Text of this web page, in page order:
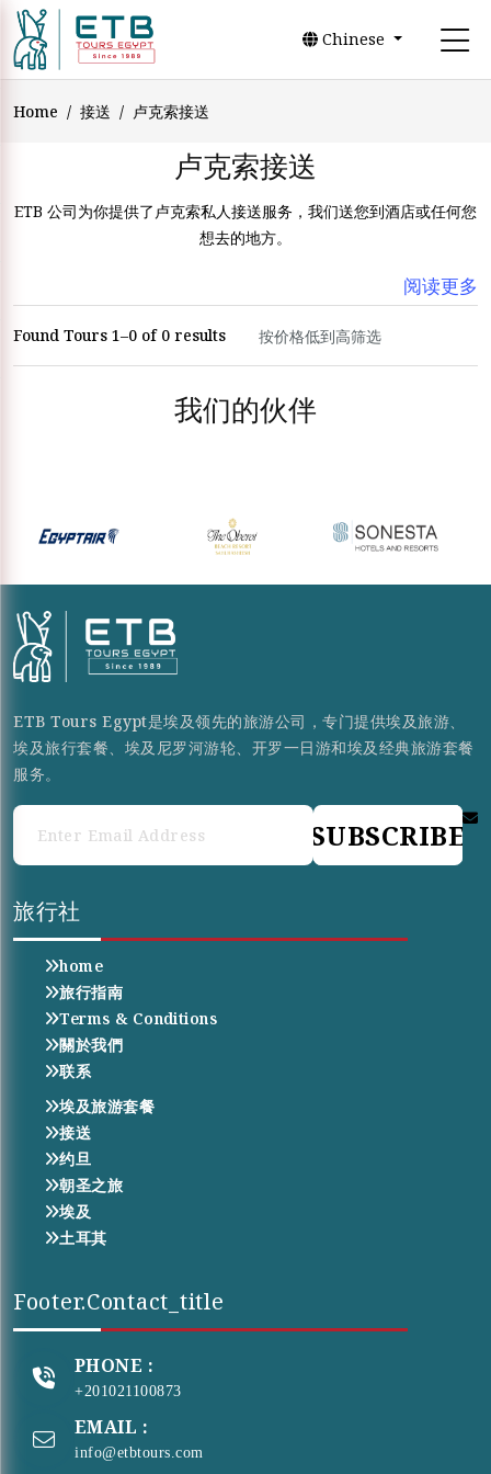
Chinese
Home 接送 卢克索接送
卢克索接送
ETB 公司为你提供了卢克索私人接送服务，我们送您到酒店或任何您
想去的地方。
阅读更多
Found Tours 1–0 of 0 results
我们的伙伴
ETB Tours Egypt是埃及领先的旅游公司，专门提供埃及旅游、
埃及旅行套餐、埃及尼罗河游轮、开罗一日游和埃及经典旅游套餐
服务。
SUBSCRIBE
旅行社
home
旅行指南
Terms & Conditions
關於我們
联系
埃及旅游套餐
接送
约旦
朝圣之旅
埃及
土耳其
Footer.contact_title
PHONE :
+201021100873
EMAIL :
info@etbtours.com